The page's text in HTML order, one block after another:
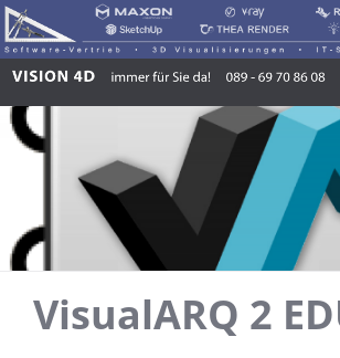
VisualARQ 2